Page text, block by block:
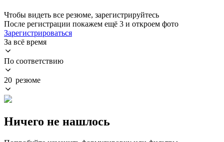
Чтобы видеть все резюме, зарегистрируйтесь
После регистрации покажем ещё 3 и откроем фото
Зарегистрироваться
За всё время
По соответствию
20 резюме
Ничего не нашлось